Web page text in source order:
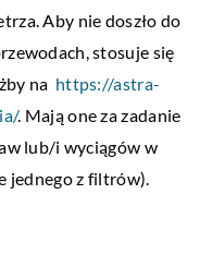
Aby nie doszło do
stosuje się
na https://astra-
. Mają one za zadanie
lub/i wyciągów w
jednego z filtrów).